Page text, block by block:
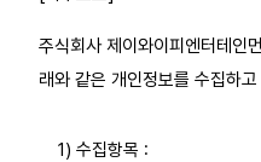
주식회사 제이와이피엔터테인
래와 같은 개인정보를 수집하
1) 수집항목 :